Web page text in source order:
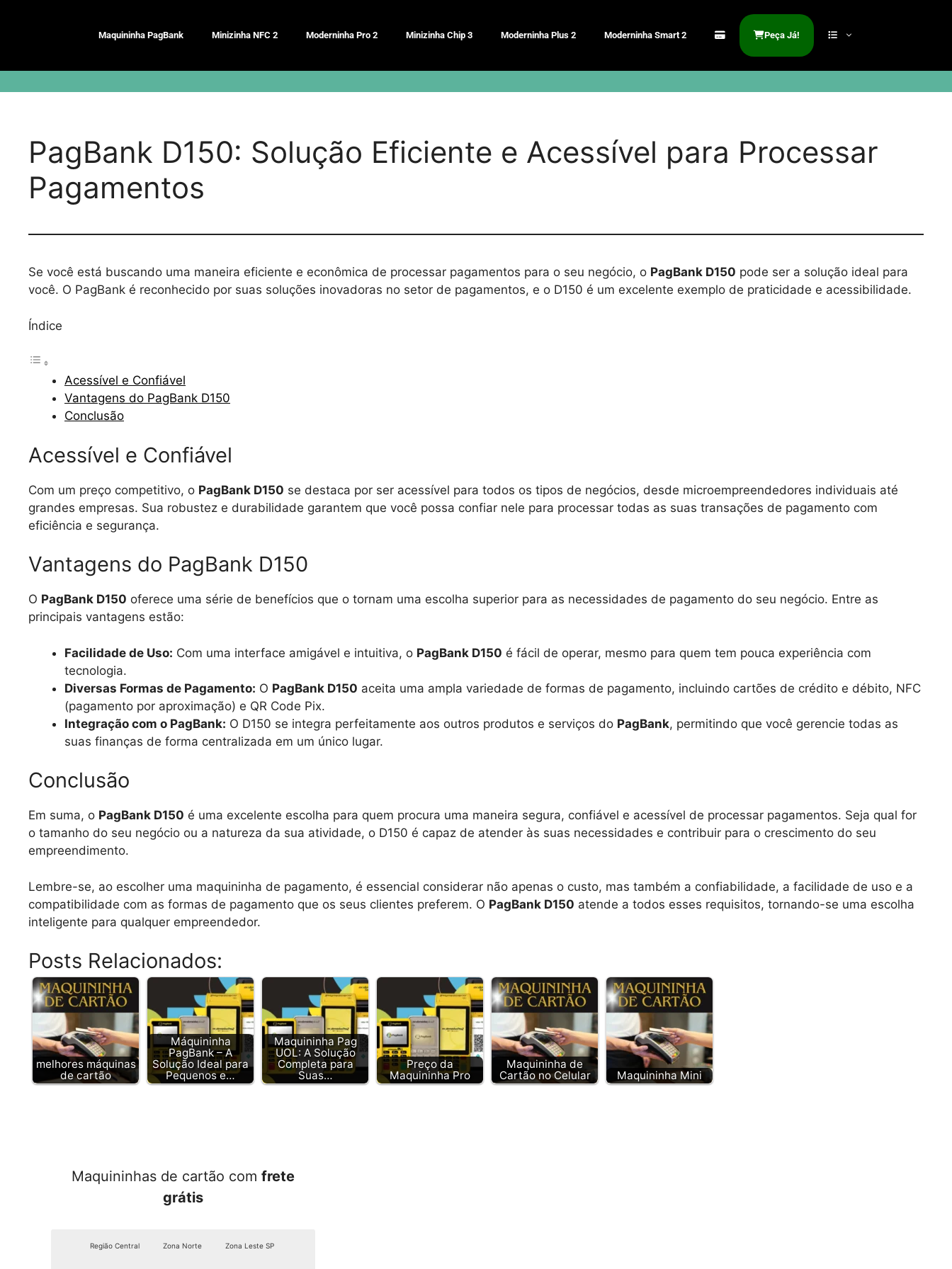
Maquininha PagBank Minizinha NFC 2 Moderninha Pro 2 Minizinha Chip 3 Moderninha Plus 2 Moderninha Smart 2 Peça Já!
PagBank D150: Solução Eficiente e Acessível para Processar
Pagamentos
Se você está buscando uma maneira eficiente e econômica de processar pagamentos para o seu negócio, o PagBank D150 pode ser a solução ideal para
você. O PagBank é reconhecido por suas soluções inovadoras no setor de pagamentos, e o D150 é um excelente exemplo de praticidade e acessibilidade.
Índice
Acessível e Confiável
Vantagens do PagBank D150
Conclusão
Acessível e Confiável
Com um preço competitivo, o PagBank D150 se destaca por ser acessível para todos os tipos de negócios, desde microempreendedores individuais até
grandes empresas. Sua robustez e durabilidade garantem que você possa confiar nele para processar todas as suas transações de pagamento com
eficiência e segurança.
Vantagens do PagBank D150
O PagBank D150 oferece uma série de benefícios que o tornam uma escolha superior para as necessidades de pagamento do seu negócio. Entre as
principais vantagens estão:
Facilidade de Uso: Com uma interface amigável e intuitiva, o PagBank D150 é fácil de operar, mesmo para quem tem pouca experiência com
tecnologia.
Diversas Formas de Pagamento: O PagBank D150 aceita uma ampla variedade de formas de pagamento, incluindo cartões de crédito e débito, NFC
(pagamento por aproximação) e QR Code Pix.
Integração com o PagBank: O D150 se integra perfeitamente aos outros produtos e serviços do PagBank, permitindo que você gerencie todas as
suas finanças de forma centralizada em um único lugar.
Conclusão
Em suma, o PagBank D150 é uma excelente escolha para quem procura uma maneira segura, confiável e acessível de processar pagamentos. Seja qual for
o tamanho do seu negócio ou a natureza da sua atividade, o D150 é capaz de atender às suas necessidades e contribuir para o crescimento do seu
empreendimento.
Lembre-se, ao escolher uma maquininha de pagamento, é essencial considerar não apenas o custo, mas também a confiabilidade, a facilidade de uso e a
compatibilidade com as formas de pagamento que os seus clientes preferem. O PagBank D150 atende a todos esses requisitos, tornando-se uma escolha
inteligente para qualquer empreendedor.
Posts Relacionados:
melhores máquinas
de cartão
Máquininha
PagBank – A
Solução Ideal para
Pequenos e…
Maquininha Pag
UOL: A Solução
Completa para
Suas…
Preço da
Maquininha Pro
Maquininha de
Cartão no Celular
Maquininha Mini
Maquininhas de cartão comfrete
grátis
Região Central Zona Norte Zona Leste SP